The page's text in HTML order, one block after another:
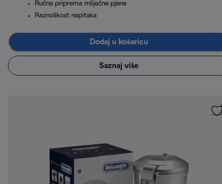
Ručna priprema mliječne pjene
Raznolikost napitaka
Dodaj u košaricu
Saznaj više